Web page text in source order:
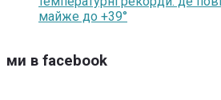
майже до +39°
ми в facebook